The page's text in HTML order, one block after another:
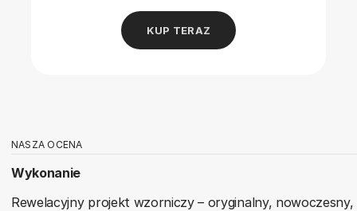
KUP TERAZ
NASZA OCENA
Wykonanie
Rewelacyjny projekt wzorniczy – oryginalny,